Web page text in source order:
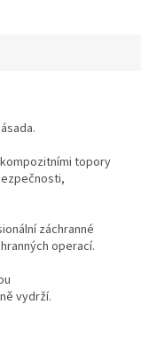
topory
záchranné
operací.
vydrží.